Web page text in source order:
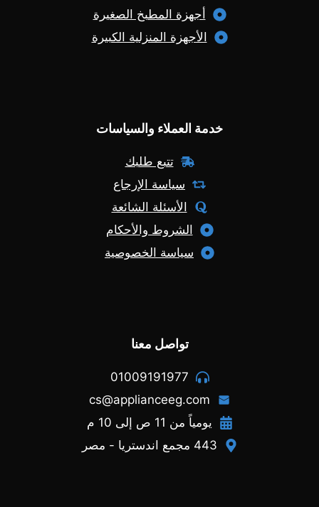
أجهزة المطبخ الصغيرة
الأجهزة المنزلية الكبيرة
خدمة العملاء والسياسات
تتبع طلبك
سياسة الإرجاع
الأسئلة الشائعة
الشروط والأحكام
سياسة الخصوصية
تواصل معنا
01009191977
cs@applianceeg.com
يومياً من 11 ص إلى 10 م
443 مجمع اندستريا - مصر